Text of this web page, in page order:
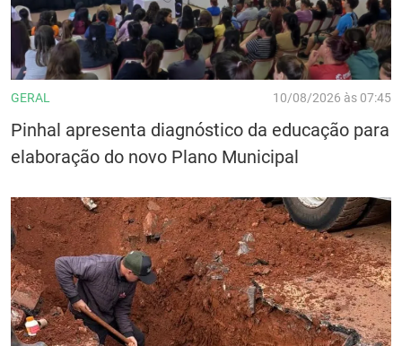
GERAL 10/08/2026 às 07:45
Pinhal apresenta diagnóstico da educação para
elaboração do novo Plano Municipal